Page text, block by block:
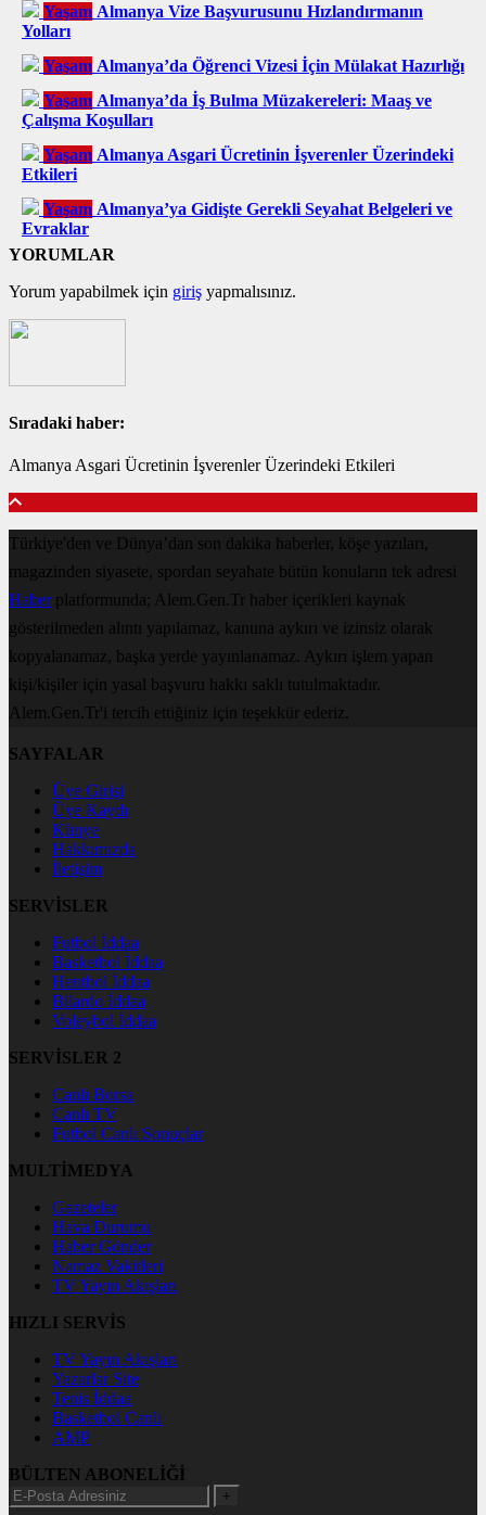
Yaşam Almanya Vize Başvurusunu Hızlandırmanın
Yolları
Yaşam Almanya’da Öğrenci Vizesi İçin Mülakat Hazırlığı
Yaşam Almanya’da İş Bulma Müzakereleri: Maaş ve
Çalışma Koşulları
Yaşam Almanya Asgari Ücretinin İşverenler Üzerindeki
Etkileri
Yaşam Almanya’ya Gidişte Gerekli Seyahat Belgeleri ve
Evraklar
YORUMLAR
Yorum yapabilmek için giriş yapmalısınız.
Sıradaki haber:
Almanya Asgari Ücretinin İşverenler Üzerindeki Etkileri
Türkiye'den ve Dünya’dan son dakika haberler, köşe yazıları,
magazinden siyasete, spordan seyahate bütün konuların tek adresi
Haberplatformunda; Alem.Gen.Tr haber içerikleri kaynak
gösterilmeden alıntı yapılamaz, kanuna aykırı ve izinsiz olarak
kopyalanamaz, başka yerde yayınlanamaz. Aykırı işlem yapan
kişi/kişiler için yasal başvuru hakkı saklı tutulmaktadır.
Alem.Gen.Tr'i tercih ettiğiniz için teşekkür ederiz.
SAYFALAR
Üye Girişi
Üye Kaydı
Künye
Hakkımızda
İletişim
SERVİSLER
Futbol İddaa
Basketbol İddaa
Hentbol İddaa
Bilardo İddaa
Voleybol İddaa
SERVİSLER 2
Canlı Borsa
Canlı TV
Futbol Canlı Sonuçlar
MULTİMEDYA
Gazeteler
Hava Durumu
Haber Gönder
Namaz Vakitleri
TV Yayın Akışları
HIZLI SERVİS
TV Yayın Akışları
Yazarlar Site
Tenis İddaa
Basketbol Canlı
AMP
BÜLTEN ABONELİĞİ
+